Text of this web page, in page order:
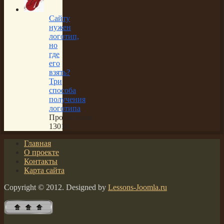
Сайту
нужен
логотип,
но
где
его
взять?
Три
способа
получения
логотипа
Просмотров:
13016
Главная
О проекте
Контакты
Карта сайта
Copyright © 2012. Designed by Lessons-Joomla.ru